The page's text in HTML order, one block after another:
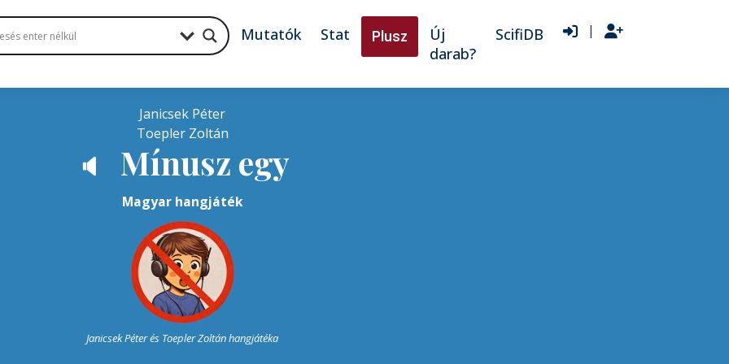
Mutatók Stat Plusz
Új
darab?
ScifiDB |
Janicsek Péter
Toepler Zoltán
🔈 Mínusz egy
Magyar hangjáték
Janicsek Péter és Toepler Zoltán hangjátéka